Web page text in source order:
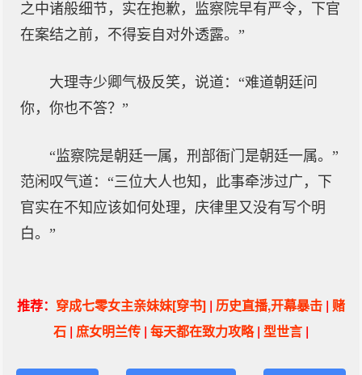
之中诸般细节，实在抱歉，监察院早有严令，下官
在案结之前，不得妄自对外透露。”
大理寺少卿气极反笑，说道：“难道朝廷问
你，你也不答？”
“监察院是朝廷一属，刑部衙门是朝廷一属。”
范闲叹气道：“三位大人也知，此事牵涉过广，下
官实在不知应该如何处理，庆律里又没有写个明
白。”
推荐： 穿成七零女主亲妹妹[穿书] | 历史直播,开幕暴击 | 赌
石 | 庶女明兰传 | 每天都在致力攻略| 型世言 |